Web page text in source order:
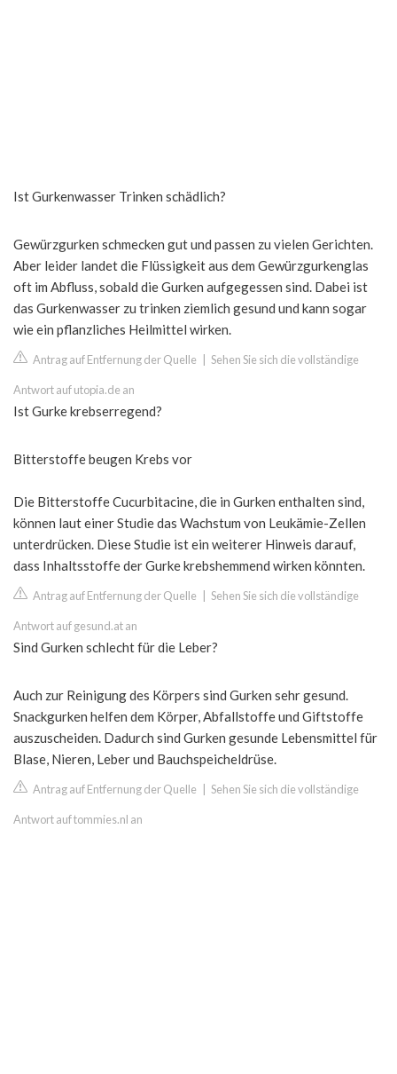
Ist Gurkenwasser Trinken schädlich?
Gewürzgurken schmecken gut und passen zu vielen Gerichten.
Aber leider landet die Flüssigkeit aus dem Gewürzgurkenglas
oft im Abfluss, sobald die Gurken aufgegessen sind. Dabei ist
das Gurkenwasser zu trinken ziemlich gesund und kann sogar
wie ein pflanzliches Heilmittel wirken.
Antrag auf Entfernung der Quelle Sehen Sie sich die vollständige
Antwort auf utopia.de an
Ist Gurke krebserregend?
Bitterstoffe beugen Krebs vor
Die Bitterstoffe Cucurbitacine, die in Gurken enthalten sind,
können laut einer Studie das Wachstum von Leukämie-Zellen
unterdrücken. Diese Studie ist ein weiterer Hinweis darauf,
dass Inhaltsstoffe der Gurke krebshemmend wirken könnten.
Antrag auf Entfernung der Quelle Sehen Sie sich die vollständige
Antwort auf gesund.at an
Sind Gurken schlecht für die Leber?
Auch zur Reinigung des Körpers sind Gurken sehr gesund.
Snackgurken helfen dem Körper, Abfallstoffe und Giftstoffe
auszuscheiden. Dadurch sind Gurken gesunde Lebensmittel für
Blase, Nieren, Leber und Bauchspeicheldrüse.
Antrag auf Entfernung der Quelle Sehen Sie sich die vollständige
Antwort auf tommies.nl an